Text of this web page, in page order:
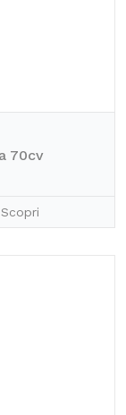
70cv
Scopri